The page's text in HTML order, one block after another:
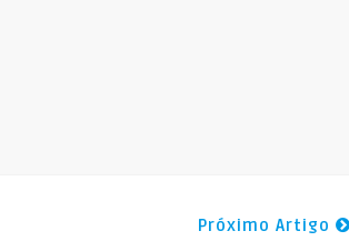
Próximo Artigo